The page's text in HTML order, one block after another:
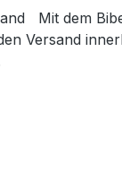
Breite 60 und/oder
Versand